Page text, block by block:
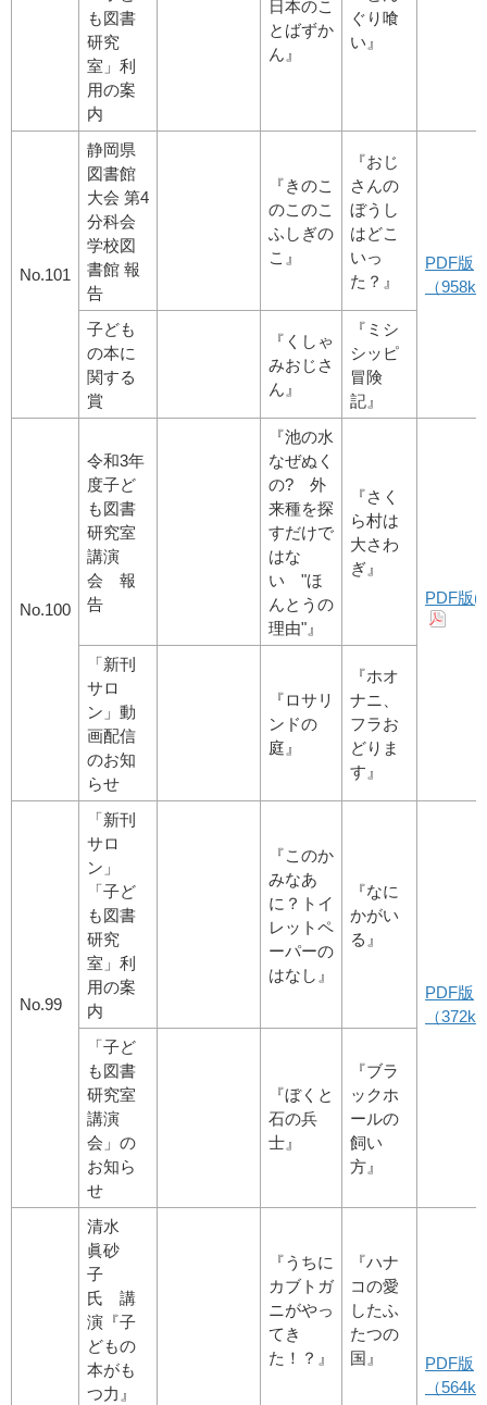
も図書
研究
室」利
用の案
内
日本のこ
とばずか
ん』
ぐり喰
い』
No.101
静岡県
図書館
大会 第4
分科会
学校図
書館 報
告
『きのこ
のこのこ
ふしぎの
こ』
『おじ
さんの
ぼうし
はどこ
いっ
た？』
PDF版
（
子ども
の本に
関する
賞
『くしゃ
みおじさ
ん』
『ミシ
シッピ
冒険
記』
No.100
令和3年
度子ど
も図書
研究室
講演
会 報
告
『池の水
なぜぬく
の? 外
来種を探
すだけで
はな
い "ほ
んとうの
理由"』
『さく
ら村は
大さわ
ぎ』
PDF版
「新刊
サロ
ン」動
画配信
のお知
らせ
『ロサリ
ンドの
庭』
『ホオ
ナニ、
フラお
どりま
す』
No.99
「新刊
サロ
ン」
「子ど
も図書
研究
室」利
用の案
内
『このか
みなあ
に？トイ
レットペ
ーパーの
はなし』
『なに
かがい
る』
PDF版
（
「子ど
も図書
研究室
講演
会」の
お知ら
せ
『ぼくと
石の兵
士』
『ブラ
ックホ
ールの
飼い
方』
清水
眞砂
子
氏 講
演『子
どもの
本がも
つ力』
『うちに
カブトガ
ニがやっ
てき
た！？』
『ハナ
コの愛
したふ
たつの
国』
PDF版
（